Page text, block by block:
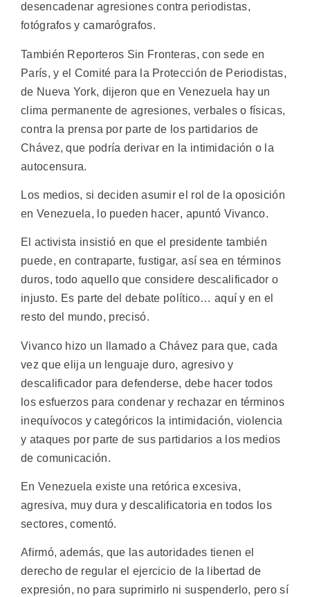
desencadenar agresiones contra periodistas,
fotógrafos y camarógrafos.
También Reporteros Sin Fronteras, con sede en
París, y el Comité para la Protección de Periodistas,
de Nueva York, dijeron que en Venezuela hay un
clima permanente de agresiones, verbales o físicas,
contra la prensa por parte de los partidarios de
Chávez, que podría derivar en la intimidación o la
autocensura.
Los medios, si deciden asumir el rol de la oposición
en Venezuela, lo pueden hacer, apuntó Vivanco.
El activista insistió en que el presidente también
puede, en contraparte, fustigar, así sea en términos
duros, todo aquello que considere descalificador o
injusto. Es parte del debate político… aquí y en el
resto del mundo, precisó.
Vivanco hizo un llamado a Chávez para que, cada
vez que elija un lenguaje duro, agresivo y
descalificador para defenderse, debe hacer todos
los esfuerzos para condenar y rechazar en términos
inequívocos y categóricos la intimidación, violencia
y ataques por parte de sus partidarios a los medios
de comunicación.
En Venezuela existe una retórica excesiva,
agresiva, muy dura y descalificatoria en todos los
sectores, comentó.
Afirmó, además, que las autoridades tienen el
derecho de regular el ejercicio de la libertad de
expresión, no para suprimirlo ni suspenderlo, pero sí